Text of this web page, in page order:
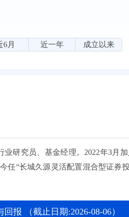
6月 近一年 成立以来
研究员、基金经理。2022年3月
任“长城久源灵活配置混合型证券
报 （截止日期:2026-08-06）